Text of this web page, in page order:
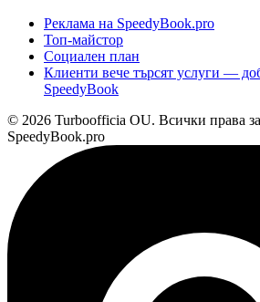
Реклама на SpeedyBook.pro
Топ-майстор
Социален план
Клиенти вече търсят услуги —
SpeedyBook
© 2026 Turboofficia OU. Всички права
SpeedyBook.pro